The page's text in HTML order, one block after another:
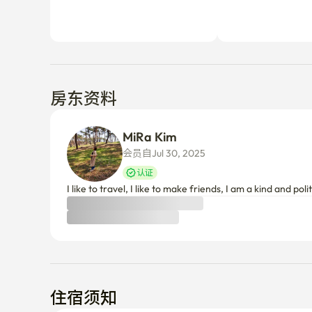
房东资料
MiRa Kim
会员自Jul 30, 2025
认证
I like to travel, I like to make friends, I am a kind and
住宿须知